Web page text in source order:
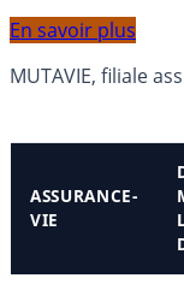
En savoir plus
MUTAVIE, filiale
ASSURANCE-
VIE